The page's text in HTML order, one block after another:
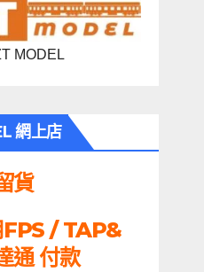
MODEL
網上店
貨
FPS / TAP&
通 付款